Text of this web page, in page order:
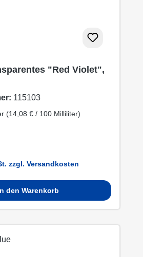
"Red Violet",
115103
(14,08 € / 100 Milliliter)
zzgl. Versandkosten
den Warenkorb